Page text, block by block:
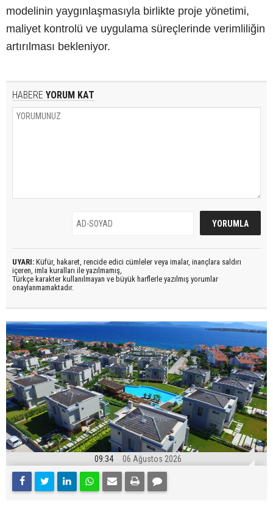
modelinin yaygınlaşmasıyla birlikte proje yönetimi,
maliyet kontrolü ve uygulama süreçlerinde verimliliğin
artırılması bekleniyor.
HABERE YORUM KAT
UYARI: Küfür, hakaret, rencide edici cümleler veya imalar, inançlara saldırı
içeren, imla kuralları ile yazılmamış,
Türkçe karakter kullanılmayan ve büyük harflerle yazılmış yorumlar
onaylanmamaktadır.
09:34 06 Ağustos 2026